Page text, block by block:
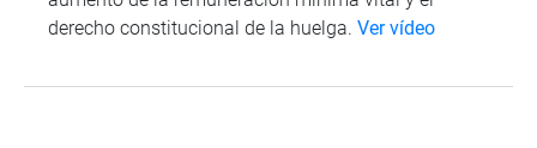
derecho constitucional de la huelga. Ver vídeo